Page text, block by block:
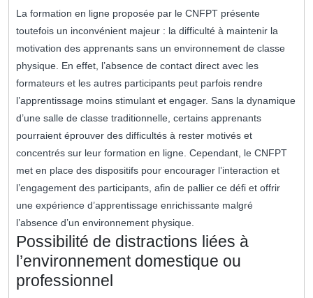
La formation en ligne proposée par le CNFPT présente
toutefois un inconvénient majeur : la difficulté à maintenir la
motivation des apprenants sans un environnement de classe
physique. En effet, l’absence de contact direct avec les
formateurs et les autres participants peut parfois rendre
l’apprentissage moins stimulant et engager. Sans la dynamique
d’une salle de classe traditionnelle, certains apprenants
pourraient éprouver des difficultés à rester motivés et
concentrés sur leur formation en ligne. Cependant, le CNFPT
met en place des dispositifs pour encourager l’interaction et
l’engagement des participants, afin de pallier ce défi et offrir
une expérience d’apprentissage enrichissante malgré
l’absence d’un environnement physique.
Possibilité de distractions liées à
l’environnement domestique ou
professionnel